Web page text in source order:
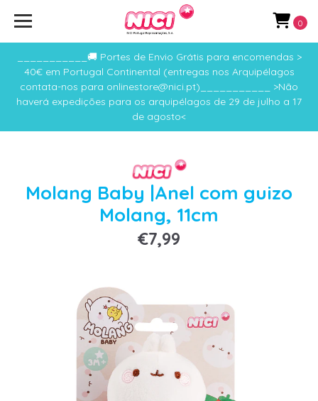
___________🚚 Portes de Envio Grátis para encomendas >
40€ em Portugal Continental (entregas nos Arquipélagos
contata-nos para onlinestore@nici.pt)___________ >Não
haverá expedições para os arquipélagos de 29 de julho a 17
de agosto<
0
Molang Baby |Anel com guizo
Molang, 11cm
€7,99